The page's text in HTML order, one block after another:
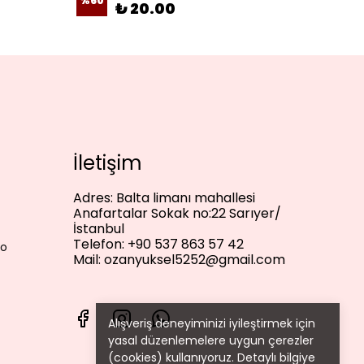
Alışveriş deneyiminizi iyileştirmek için
yasal düzenlemelere uygun çerezler
(cookies) kullanıyoruz. Detaylı bilgiye
₺ 20.00
İletişim
Adres: Balta limanı mahallesi
Anafartalar Sokak no:22 Sarıyer/
İstanbul
Telefon: +90 537 863 57 42
Mail: ozanyuksel5252@gmail.com